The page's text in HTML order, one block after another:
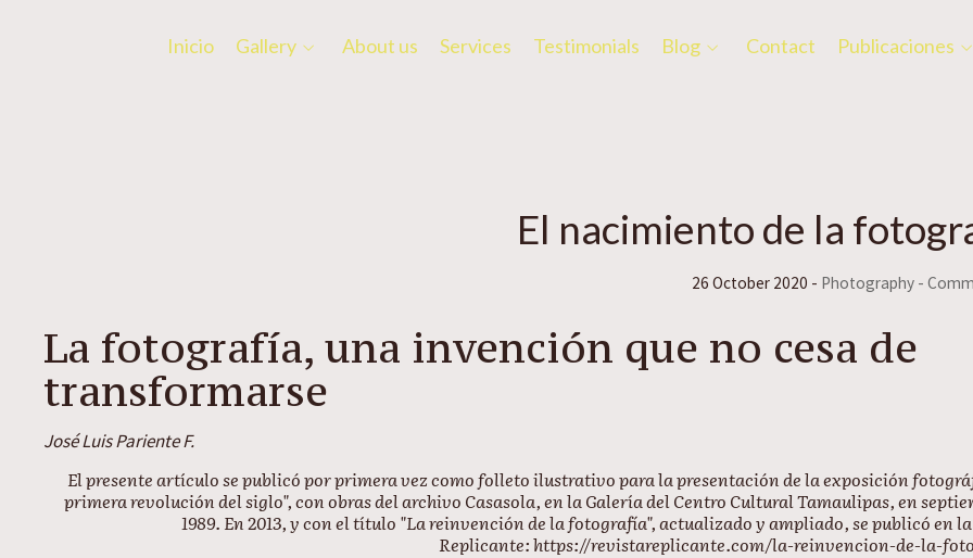
Inicio Gallery About us Services Testimonials Blog Contact Publicaciones
El nacimiento de la
26 October 2020 - Photography -
La fotografía, una invención que no cesa de
transformarse
José Luis Pariente F.
El presente artículo se publicó por primera vez como folleto ilustrativo para la presentación de la exposición
primera revolución del siglo", con obras del archivo Casasola, en la Galería del Centro Cultural Tamaulipas, en
1989. En 2013, y con el título "La reinvención de la fotografía", actualizado y ampliado, se publicó en
Replicante: https://revistareplicante.com/la-reinvencion-de-la-